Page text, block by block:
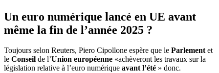
Un euro numérique lancé en UE avant
même la fin de l’année 2025 ?
Toujours selon Reuters, Piero Cipollone espère que le Parlementet
le Conseil de l’Union européenne «achèveront les travaux sur la
législation relative à l’euro numérique avant l’été » donc.